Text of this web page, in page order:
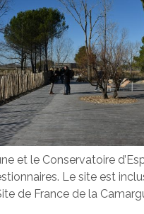
et le Conservatoire
Le site est
de France de la